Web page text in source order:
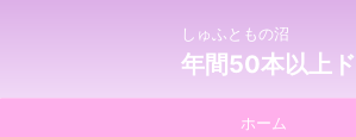
しゅふともの沼
年間50本以上
ホーム